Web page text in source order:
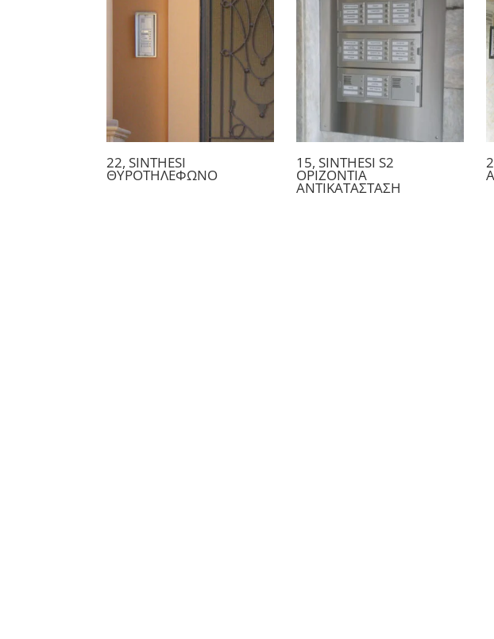
22, SINTHESI
ΘΥΡΟΤΗΛΕΦΩΝΟ
15, SINTHESI S2
ΟΡΙΖΟΝΤΙΑ
ΑΝΤΙΚΑΤΑΣΤΑΣΗ